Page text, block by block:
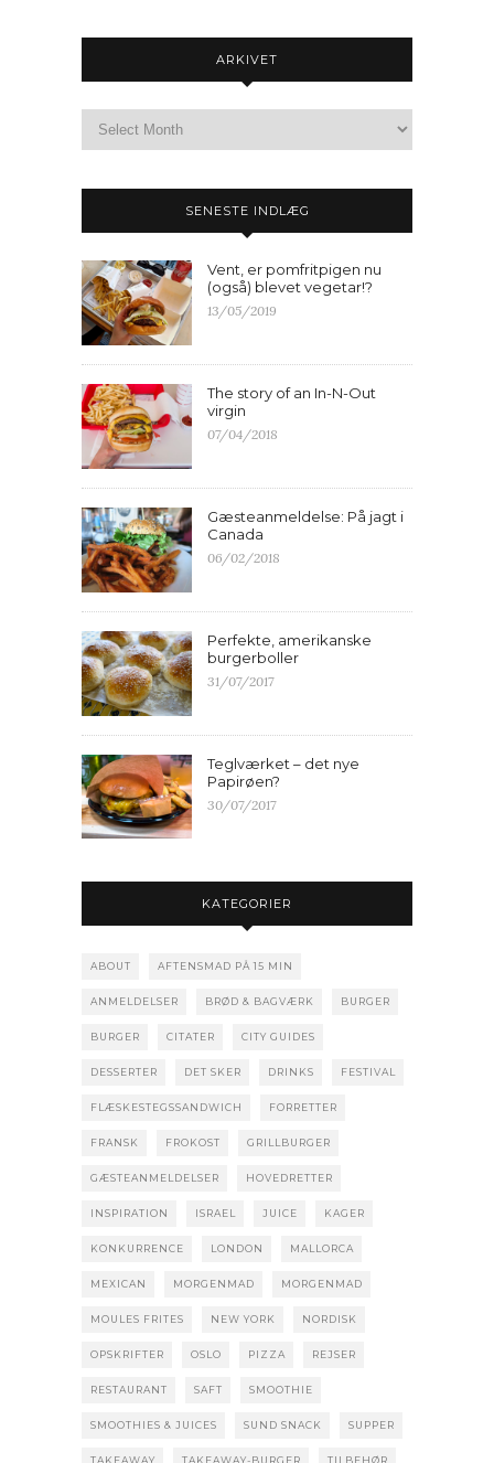
ARKIVET
SENESTE INDLÆG
Vent, er pomfritpigen nu
(også) blevet vegetar!?
13/05/2019
The story of an In-N-Out
virgin
07/04/2018
Gæsteanmeldelse: På jagt i
Canada
06/02/2018
Perfekte, amerikanske
burgerboller
31/07/2017
Teglværket – det nye
Papirøen?
30/07/2017
KATEGORIER
ABOUT AFTENSMAD PÅ 15 MIN
ANMELDELSER BRØD & BAGVÆRK BURGER
BURGER CITATER CITY GUIDES
DESSERTER DET SKER DRINKS FESTIVAL
FLÆSKESTEGSSANDWICH FORRETTER
FRANSK FROKOST GRILLBURGER
GÆSTEANMELDELSER HOVEDRETTER
INSPIRATION ISRAEL JUICE KAGER
KONKURRENCE LONDON MALLORCA
MEXICAN MORGENMAD MORGENMAD
MOULES FRITES NEW YORK NORDISK
OPSKRIFTER OSLO PIZZA REJSER
RESTAURANT SAFT SMOOTHIE
SMOOTHIES & JUICES SUND SNACK SUPPER